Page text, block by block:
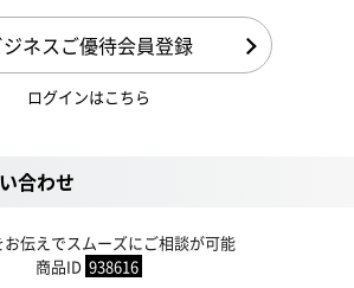
ジネスご優待会員登録
ログインはこちら
合わせ
お伝えでスムーズにご相談が可能
商品ID 938616